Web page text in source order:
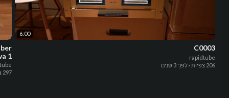
1
297 צפיות
6:00
C0003
rapidtube
206 צפיות
·לִפנֵי 3 שנים